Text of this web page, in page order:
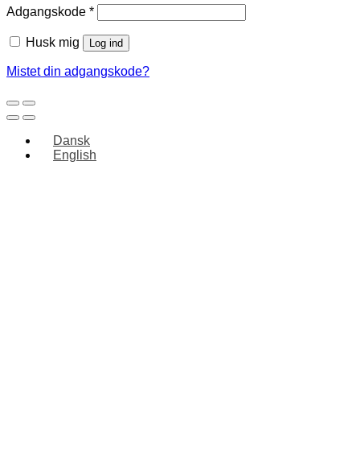
Adgangskode *
Husk mig Log ind
Mistet din adgangskode?
Dansk
English